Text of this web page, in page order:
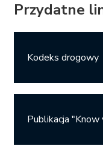
Przydatne
Kodeks drogowy
Publikacja